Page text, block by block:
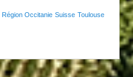
Région Occitanie Suisse Toulouse